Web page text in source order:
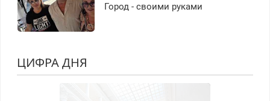
Город - своими руками
ЦИФРА ДНЯ